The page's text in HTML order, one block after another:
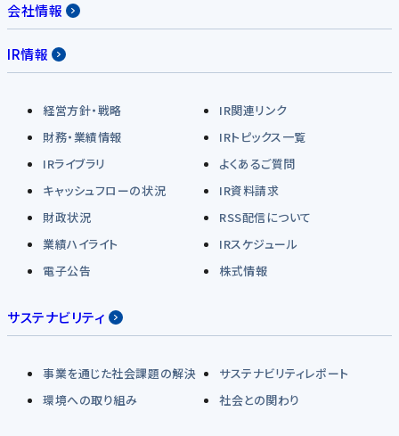
会社情報
IR情報
経営方針・戦略
IR関連リンク
財務・業績情報
IRトピックス一覧
IRライブラリ
よくあるご質問
キャッシュフローの状況
IR資料請求
財政状況
RSS配信について
業績ハイライト
IRスケジュール
電子公告
株式情報
サステナビリティ
事業を通じた社会課題の解決
サステナビリティレポート
環境への取り組み
社会との関わり